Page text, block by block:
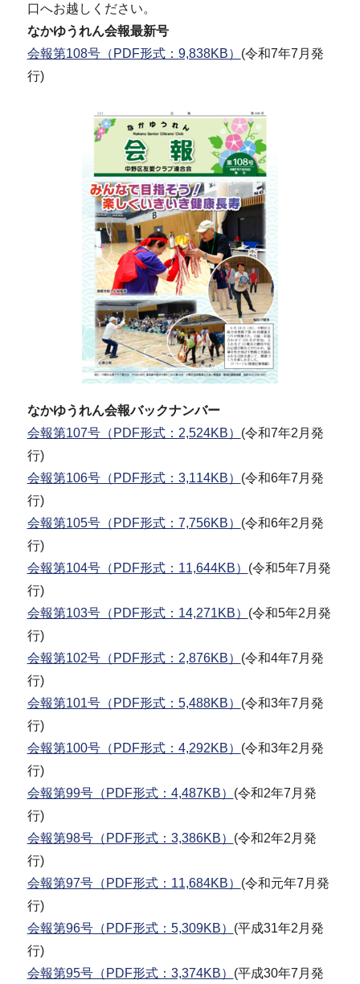
口へお越しください。
なかゆうれん会報最新号
会報第108号（PDF形式：9,838KB） (令和7年7月発
行)
なかゆうれん会報バックナンバー
会報第107号（PDF形式：2,524KB） (令和7年2月発
行)
会報第106号（PDF形式：3,114KB） (令和6年7月発
行)
会報第105号（PDF形式：7,756KB） (令和6年2月発
行)
会報第104号（PDF形式：11,644KB） (令和5年7月発
行)
会報第103号（PDF形式：14,271KB） (令和5年2月発
行)
会報第102号（PDF形式：2,876KB） (令和4年7月発
行)
会報第101号（PDF形式：5,488KB） (令和3年7月発
行)
会報第100号（PDF形式：4,292KB） (令和3年2月発
行)
会報第99号（PDF形式：4,487KB） (令和2年7月発
行)
会報第98号（PDF形式：3,386KB） (令和2年2月発
行)
会報第97号（PDF形式：11,684KB） (令和元年7月発
行)
会報第96号（PDF形式：5,309KB） (平成31年2月発
行)
会報第95号（PDF形式：3,374KB） (平成30年7月発